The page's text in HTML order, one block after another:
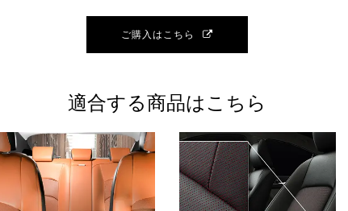
ご購入はこちら
適合する商品はこちら